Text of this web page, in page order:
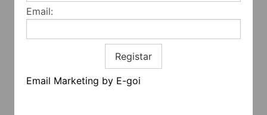
Email:
Registar
Email Marketing by E-goi